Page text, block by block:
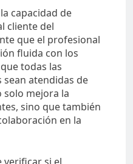
capacidad de
cliente del
que el profesional
fluida con los
todas las
sean atendidas de
solo mejora la
sino que también
en la